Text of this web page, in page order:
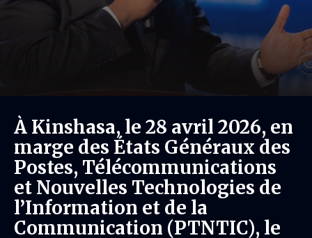
À Kinshasa, le 28 avril 2026, en
marge des États Généraux des
Postes, Télécommunications
et Nouvelles Technologies de
l’Information et de la
Communication (PTNTIC), le